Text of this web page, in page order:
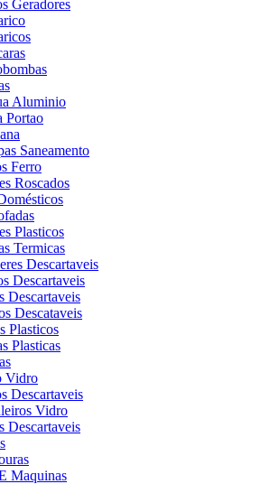
Geradores
Aluminio
Portao
Saneamento
Ferro
Roscados
Plasticos
Termicas
Descartaveis
Descartaveis
Descartaveis
Descataveis
Plasticos
Plasticas
Vidro
Descartaveis
Vidro
Descartaveis
Maquinas